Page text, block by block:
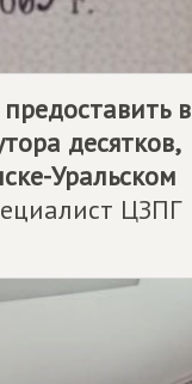
в
десятков,
Уральском
ЦЗПГ